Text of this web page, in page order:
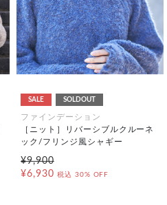
SALE SOLDOUT
ファインデーション
［ニット］リバーシブルクルーネ
ック/フリンジ風シャギー
¥9,900
¥6,930 税込 30% OFF